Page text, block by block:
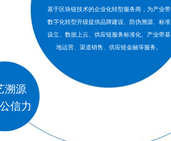
基于区块链技术的企业化转型服务商，为产业带
数字化转型升级提供品牌建设、防伪溯源、标准
设立、数据上云、供应链服务标准化、产业带基
地运营、渠道销售、供应链金融等服务。
溯源
信力